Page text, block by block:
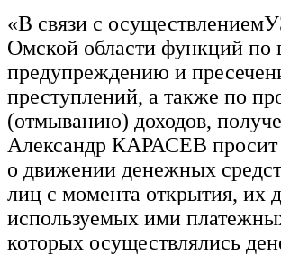
«В связи с
Омской области функций по
предупреждению и
преступлений, а также по
(отмыванию) доходов,
Александр КАРАСЕВ
о движении денежных
лиц с момента открытия, их
используемых ими
которых осуществлялись